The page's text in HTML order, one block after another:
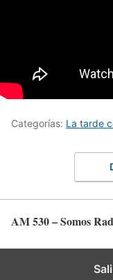
Categorías: La tarde
AM 530 – Somos